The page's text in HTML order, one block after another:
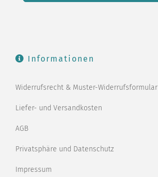
Informationen
Widerrufsrecht & Muster-Widerrufsformular
Liefer- und Versandkosten
AGB
Privatsphäre und Datenschutz
Impressum